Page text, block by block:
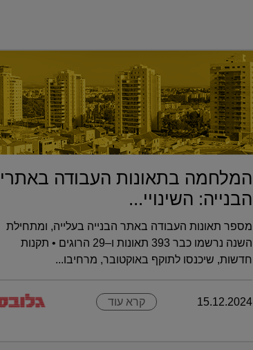
המלחמה בתאונות העבודה באתרי
הבנייה: השינויי...
מספר תאונות העבודה באתר הבנייה בעלייה, ומתחילת
השנה נרשמו כבר 393 תאונות ו–29 הרוגים • תקנות
חדשות, שיכנסו לתוקף באוקטובר, מרחיבו...
15.12.2024 קרא עוד